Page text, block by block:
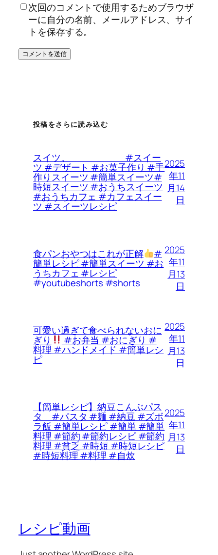
次回のコメントで使用するためブラウザ
ーに自分の名前、メールアドレス、サイ
トを保存する。
投稿をさらに読み込む
スイツ。 #スイー
ツ #デザート #お菓子作り #手
作りスイーツ #簡単スイーツ#
時短スイーツ #おうちスイーツ
#おうちカフェ #カフェスイー
ツ #スイーツレシピ
2025
年11
月14
日
食パンおやつはこれが正解 #
簡単レシピ #簡単スイーツ #お
うちカフェ #レシピ
#youtubeshorts #shorts
2025
年11
月13
日
可愛い過ぎて食べられないおに
ぎり #お弁当 #おにぎり #
料理 #ハンドメイド #簡単レシ
ピ
2025
年11
月13
日
【簡単レシピ】納豆こんぶパス
タ #パスタ #麺 #納豆 #ズボ
ラ飯 #簡単レシピ #簡単 #簡単
料理 #節約 #節約レシピ #節約
料理 #貧乏 #時短 #時短レシピ
#時短料理 #料理 #自炊
2025
年11
月13
日
レシピ動画